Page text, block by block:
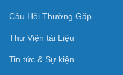
Câu Hỏi Thường Gặp
Thư Viện tài Liệu
Tin tức & Sự kiện